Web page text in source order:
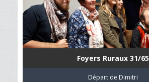
Foyers Ruraux 31/65
Départ de Dimitri